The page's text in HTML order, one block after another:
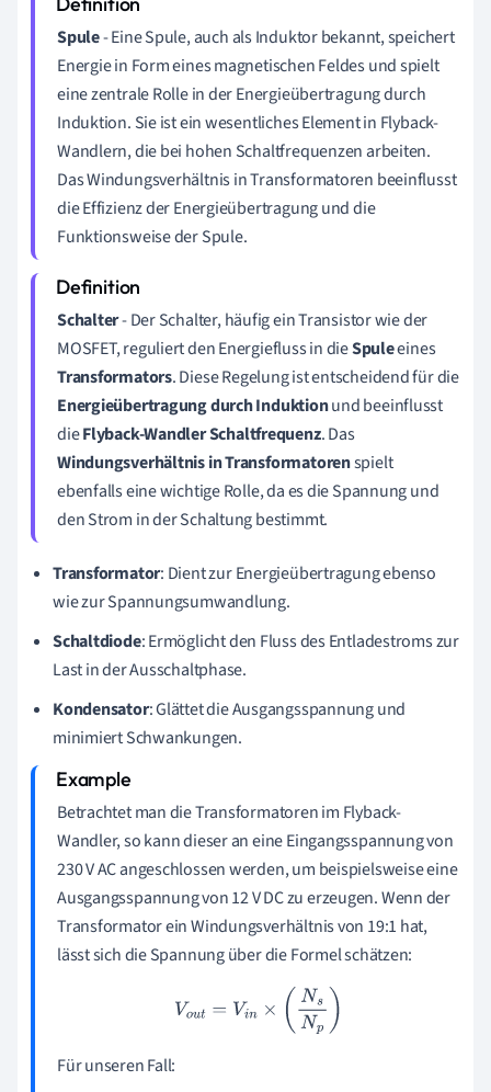
Spule- Eine Spule, auch als Induktor bekannt, speichert
Energie in Form eines magnetischen Feldes und spielt
eine zentrale Rolle in der Energieübertragung durch
Induktion. Sie ist ein wesentliches Element in Flyback-
Wandlern, die bei hohen Schaltfrequenzen arbeiten.
Das Windungsverhältnis in Transformatoren beeinflusst
die Effizienz der Energieübertragung und die
Funktionsweise der Spule.
Schalter- Der Schalter, häufig ein Transistor wie der
MOSFET, reguliert den Energiefluss in dieSpuleeines
Transformators. Diese Regelung ist entscheidend für die
Energieübertragung durch Induktionund beeinflusst
dieFlyback-Wandler Schaltfrequenz. Das
Windungsverhältnis in Transformatorenspielt
ebenfalls eine wichtige Rolle, da es die Spannung und
den Strom in der Schaltung bestimmt.
Transformator: Dient zur Energieübertragung ebenso
wie zur Spannungsumwandlung.
Schaltdiode: Ermöglicht den Fluss des Entladestroms zur
Last in der Ausschaltphase.
Kondensator: Glättet die Ausgangsspannung und
minimiert Schwankungen.
Betrachtet man die Transformatoren im Flyback-
Wandler, so kann dieser an eine Eingangsspannung von
230 V AC angeschlossen werden, um beispielsweise eine
Ausgangsspannung von 12 V DC zu erzeugen. Wenn der
Transformator ein Windungsverhältnis von 19:1 hat,
lässt sich die Spannung über die Formel schätzen:
out =V ×( Ns Np)
Für unseren Fall: